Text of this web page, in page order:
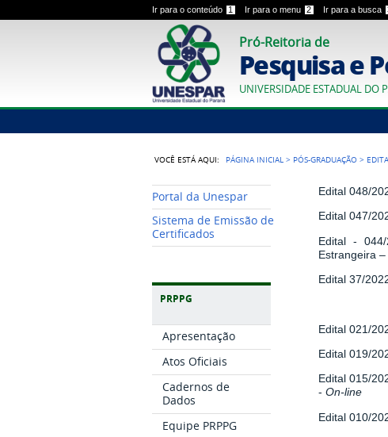
Ir para o conteúdo 1 Ir para o menu 2 Ir para a busca
Pró-Reitoria de
Pesquisa e
UNIVERSIDADE ESTADUAL DO
VOCÊ ESTÁ AQUI: PÁGINA INICIAL > PÓS-GRADUAÇÃO >
Portal da Unespar
Sistema de Emissão de
Certificados
PRPPG
Apresentação
Atos Oficiais
Cadernos de
Dados
Equipe PRPPG
Edital 048/
Edital 047/
Edital - 044/
Estrangeira
Edital 37/
Edital 021/
Edital 019/
Edital 015/
- On-line
Edital 010/